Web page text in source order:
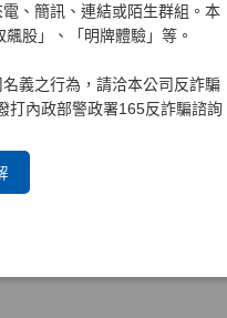
、簡訊、連結或陌生群組。本
股」、「明牌體驗」等。
義之行為，請洽本公司反詐騙
打內政部警政署165反詐騙諮詢